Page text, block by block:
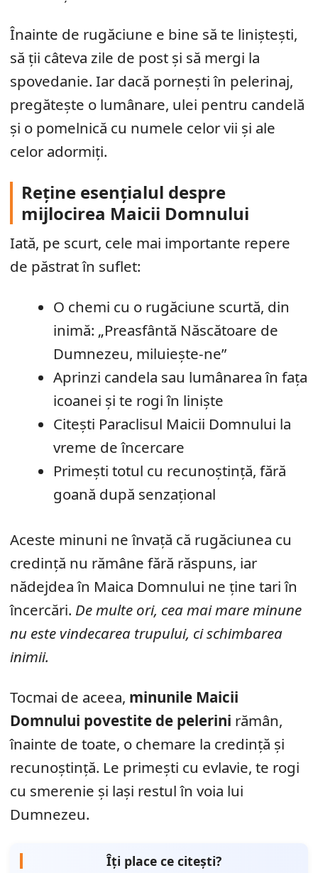
Înainte de rugăciune e bine să te liniștești,
să ții câteva zile de post și să mergi la
spovedanie. Iar dacă pornești în pelerinaj,
pregătește o lumânare, ulei pentru candelă
și o pomelnică cu numele celor vii și ale
celor adormiți.
Reține esențialul despre
mijlocirea Maicii Domnului
Iată, pe scurt, cele mai importante repere
de păstrat în suflet:
O chemi cu o rugăciune scurtă, din
inimă: „Preasfântă Născătoare de
Dumnezeu, miluiește-ne”
Aprinzi candela sau lumânarea în fața
icoanei și te rogi în liniște
Citești Paraclisul Maicii Domnului la
vreme de încercare
Primești totul cu recunoștință, fără
goană după senzațional
Aceste minuni ne învață că rugăciunea cu
credință nu rămâne fără răspuns, iar
nădejdea în Maica Domnului ne ține tari în
încercări. De multe ori, cea mai mare minune
nu este vindecarea trupului, ci schimbarea
inimii.
Tocmai de aceea, minunile Maicii
Domnului povestite de pelerini rămân,
înainte de toate, o chemare la credință și
recunoștință. Le primești cu evlavie, te rogi
cu smerenie și lași restul în voia lui
Dumnezeu.
Îți place ce citești?